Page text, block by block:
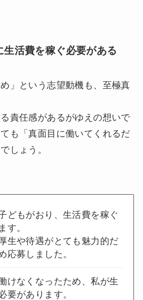
活費を稼ぐ必要がある
め」という志望動機も、至極真
責任感があるがゆえの想いで
も「真面目に働いてくれるだ
しょう。
どもがおり、生活費を稼ぐ
す。
生や待遇がとても魅力的だ
応募しました。
けなくなったため、私が生
要があります。